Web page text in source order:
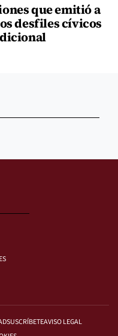
que emitió a
desfiles cívicos
SUSCRÍBETEAVISO LEGAL